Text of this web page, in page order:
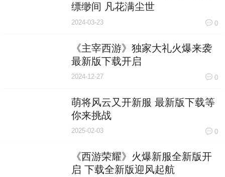
缥缈间 凡花满尘世
2024-03-23 0
《主宰西游》独家大礼火爆来袭
最新版下载开启
2024-12-27 0
萌将风云又开新服 最新版下载等
你来挑战
2025-02-03 0
《西游荣耀》火爆新服全新版开
启 下载全新版迎风起航